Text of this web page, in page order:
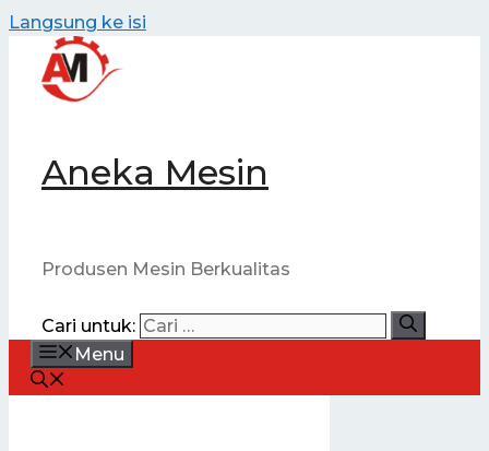
Langsung ke isi
Aneka Mesin
Produsen Mesin Berkualitas
Cari untuk:
Menu